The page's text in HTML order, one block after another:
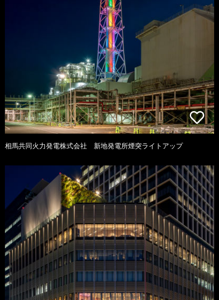
相馬共同火力発電株式会社 新地発電所煙突ライトアップ